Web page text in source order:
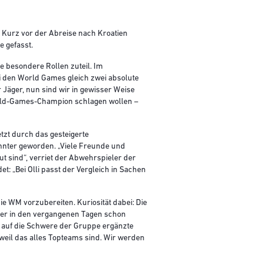
vor der Abreise nach Kroatien
gefasst.
besondere Rollen zuteil. Im
World Games gleich zwei absolute
nun sind wir in gewisser Weise
Games-Champion schlagen wollen –
durch das gesteigerte
geworden. „Viele Freunde und
sind“, verriet der Abwehrspieler der
„Bei Olli passt der Vergleich in Sachen
WM vorzubereiten. Kuriosität dabei: Die
in den vergangenen Tagen schon
die Schwere der Gruppe ergänzte
das alles Topteams sind. Wir werden